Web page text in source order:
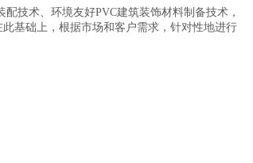
技术、环境友好PVC建筑装饰材料制备技术，
基础上，根据市场和客户需求，针对性地进行